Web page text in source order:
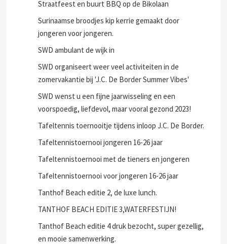
Straatfeest en buurt BBQ op de Bikolaan
Surinaamse broodjes kip kerrie gemaakt door
jongeren voor jongeren.
SWD ambulant de wijk in
SWD organiseert weer veel activiteiten in de
zomervakantie bij 'J.C. De Border Summer Vibes'
SWD wenst u een fijne jaarwisseling en een
voorspoedig, liefdevol, maar vooral gezond 2023!
Tafeltennis toernooitje tijdens inloop J.C. De Border.
Tafeltennistoernooi jongeren 16-26 jaar
Tafeltennistoernooi met de tieners en jongeren
Tafeltennistoernooi voor jongeren 16-26 jaar
Tanthof Beach editie 2, de luxe lunch.
TANTHOF BEACH EDITIE 3,WATERFESTIJN!
Tanthof Beach editie 4 druk bezocht, super gezellig,
en mooie samenwerking.